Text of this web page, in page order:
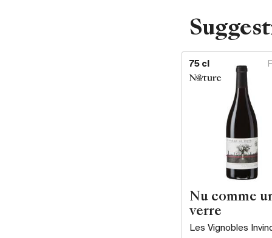
75 cl
Nu comme
verre
Les Vignobles